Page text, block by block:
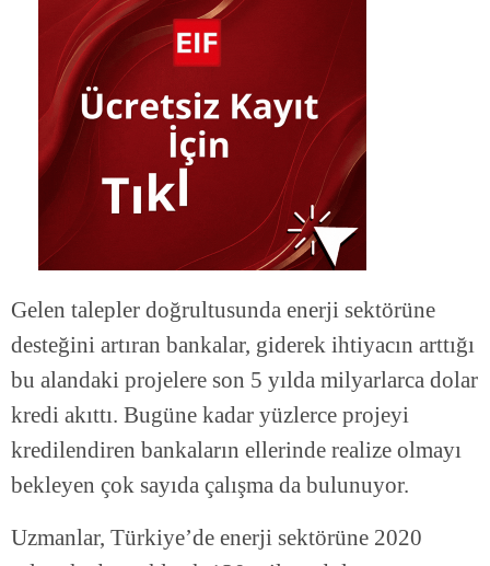
Gelen talepler doğrultusunda enerji sektörüne
desteğini artıran bankalar, giderek ihtiyacın arttığı
bu alandaki projelere son 5 yılda milyarlarca dolar
kredi akıttı. Bugüne kadar yüzlerce projeyi
kredilendiren bankaların ellerinde realize olmayı
bekleyen çok sayıda çalışma da bulunuyor.
Uzmanlar, Türkiye’de enerji sektörüne 2020